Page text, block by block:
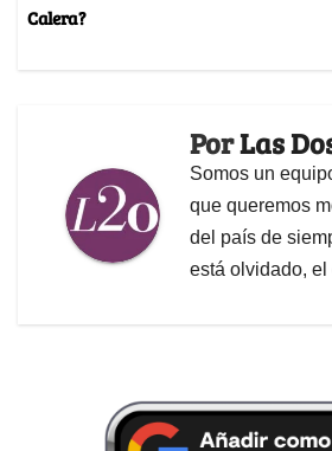
Calera?
PorLas
Somos un
que queremos
del país de
está olvidado,